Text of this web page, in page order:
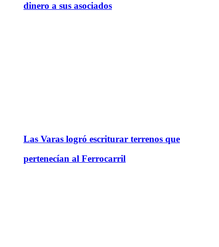
dinero a sus asociados
Las Varas logró escriturar terrenos que
pertenecían al Ferrocarril